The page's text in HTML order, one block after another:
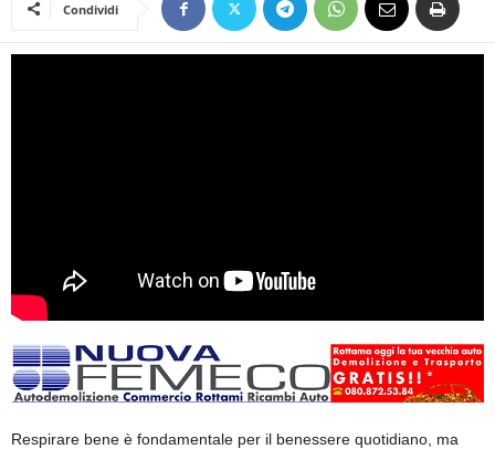
Condividi
Respirare bene è fondamentale per il benessere quotidiano, ma